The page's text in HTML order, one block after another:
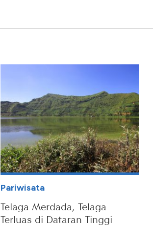
Pariwisata
Telaga Merdada, Telaga
Terluas di Dataran Tinggi